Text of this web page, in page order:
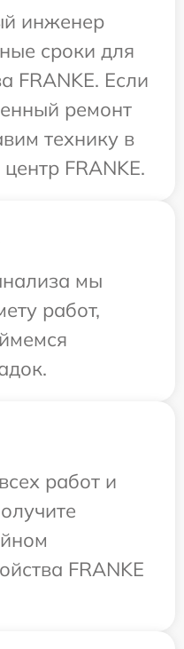
инженер
сроки для
FRANKE. Если
ремонт
технику в
FRANKE.
мы
работ,
работ и
FRANKE